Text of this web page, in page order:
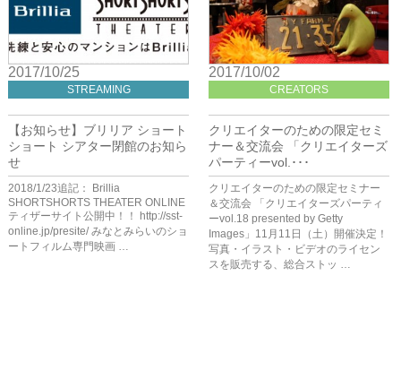
2017/10/25
STREAMING
【お知らせ】ブリリア ショート
ショート シアター閉館のお知ら
せ
2018/1/23追記： Brillia
SHORTSHORTS THEATER ONLINE
ティザーサイト公開中！！ http://sst-
online.jp/presite/ みなとみらいのショ
ートフィルム専門映画 …
2017/10/02
CREATORS
クリエイターのための限定セミ
ナー＆交流会 「クリエイターズ
パーティーvol.･･･
クリエイターのための限定セミナー
＆交流会 「クリエイターズパーティ
ーvol.18 presented by Getty
Images」11月11日（土）開催決定！
写真・イラスト・ビデオのライセン
スを販売する、総合ストッ …